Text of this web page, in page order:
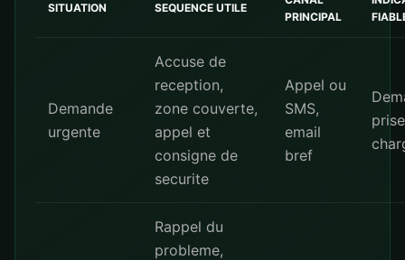
SITUATION SEQUENCE UTILE
PRINCIPAL
Demande
urgente
Accuse de
reception,
zone couverte,
appel et
consigne de
securite
Appel ou
SMS,
email
bref
Rappel du
probleme,